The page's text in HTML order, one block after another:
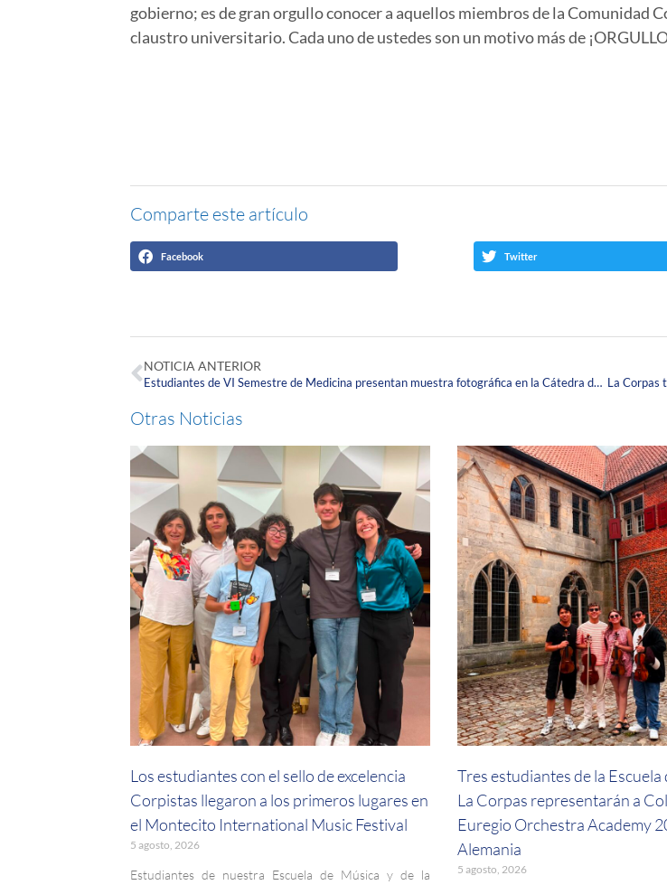
gobierno; es de gran orgullo conocer a aquellos miembros de la Comunidad
claustro universitario. Cada uno de ustedes son un motivo más de
Comparte este artículo
Facebook Twitter
NOTICIA ANTERIOR
Estudiantes de VI Semestre de Medicina presentan muestra fotográfica en la Cátedra de Psicología Clínica.
Otras Noticias
Los estudiantes con el sello de excelencia
Corpistas llegaron a los primeros lugares en
el Montecito International Music Festival
5 agosto, 2026
Estudiantes de nuestra Escuela de Música y de la
Tres estudiantes de la Escuela
La Corpas representarán a
Euregio Orchestra Academy
Alemania
5 agosto, 2026